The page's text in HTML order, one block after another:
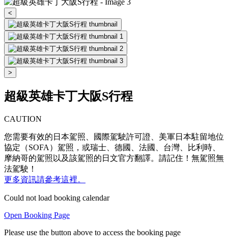
<
>
超級英雄卡丁大阪S行程
CAUTION
您需要有效的日本駕照、國際駕駛許可證、美軍日本駐留地位
協定（SOFA）駕照，或瑞士、德國、法國、台灣、比利時、
摩納哥的駕照以及該駕照的日文官方翻譯。請記住！無駕照無
法駕駛！
更多資訊請參考這裡。
Could not load booking calendar
Open Booking Page
Please use the button above to access the booking page